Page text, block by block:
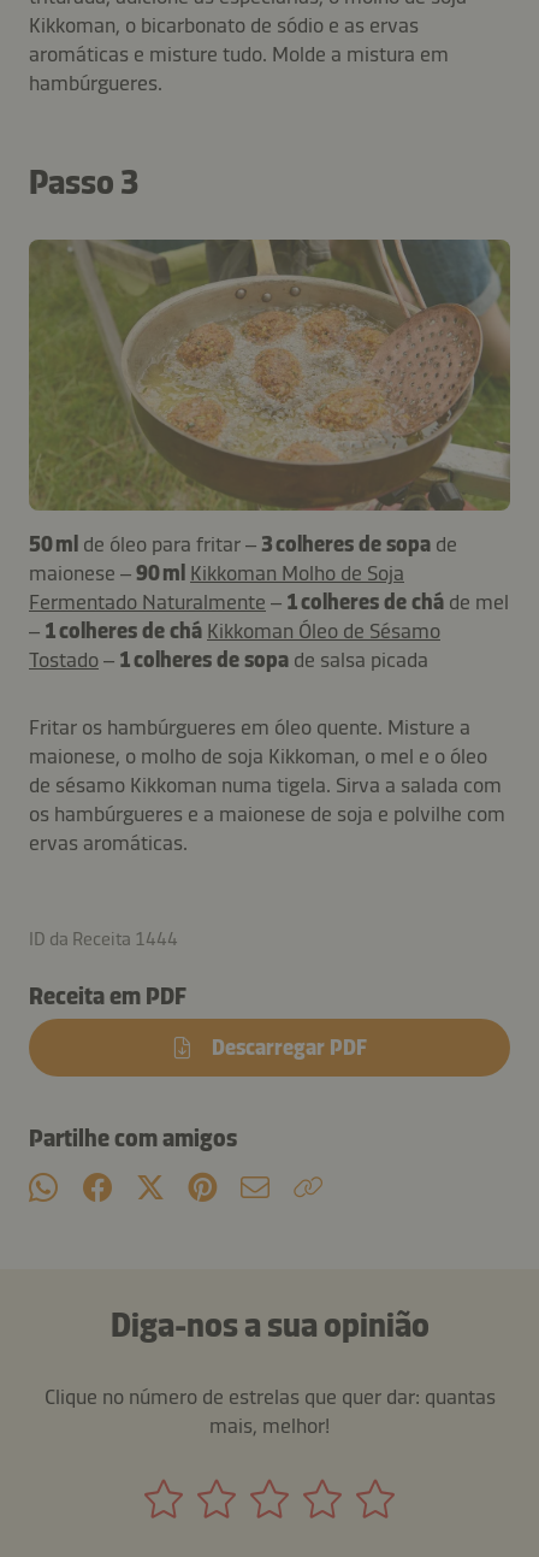
Kikkoman, o bicarbonato de sódio e as ervas
aromáticas e misture tudo. Molde a mistura em
hambúrgueres.
Passo 3
50 ml de óleo para fritar – 3 colheres de sopa de
maionese –90 ml Kikkoman Molho de Soja
Fermentado Naturalmente – 1 colheres de chá de mel
– 1 colheres de chá Kikkoman Óleo de Sésamo
Tostado– 1 colheres de sopa de salsa picada
Fritar os hambúrgueres em óleo quente. Misture a
maionese, o molho de soja Kikkoman, o mel e o óleo
de sésamo Kikkoman numa tigela. Sirva a salada com
os hambúrgueres e a maionese de soja e polvilhe com
ervas aromáticas.
ID da Receita 1444
Receita em PDF
Descarregar PDF
Partilhe com amigos
Diga-nos a sua opinião
Clique no número de estrelas que quer dar: quantas
mais, melhor!